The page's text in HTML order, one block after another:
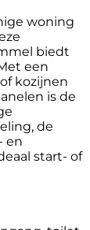
woning
biedt
een
kozijnen
is de
de
en
start- of